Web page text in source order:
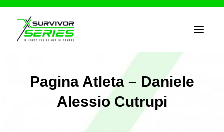
T
n
Pagina Atleta – Daniele
Alessio Cutrupi